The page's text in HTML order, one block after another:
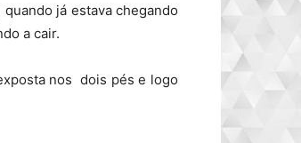
já estava chegando
a cair.
nos dois pés e logo